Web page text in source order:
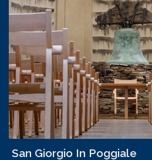
San Giorgio In Poggiale